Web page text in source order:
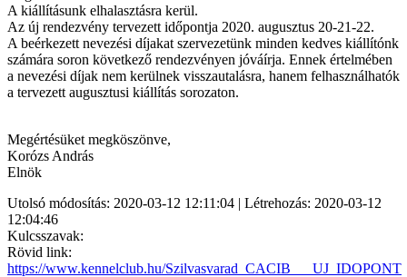
A kiállításunk elhalasztásra kerül.
Az új rendezvény tervezett időpontja 2020. augusztus 20-21-22.
A beérkezett nevezési díjakat szervezetünk minden kedves kiállítónk
számára soron következő rendezvényen jóváírja. Ennek értelmében
a nevezési díjak nem kerülnek visszautalásra, hanem felhasználhatók
a tervezett augusztusi kiállítás sorozaton.
Megértésüket megköszönve,
Korózs András
Elnök
Utolsó módosítás: 2020-03-12 12:11:04 | Létrehozás: 2020-03-12
12:04:46
Kulcsszavak:
Rövid link:
https://www.kennelclub.hu/Szilvasvarad_CACIB___UJ_IDOPONT